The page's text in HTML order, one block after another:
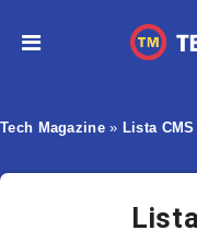
Tech Magazine» Lista